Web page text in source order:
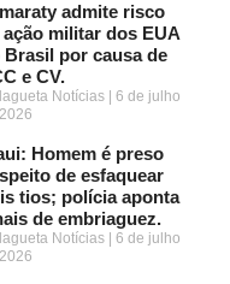
admite risco
ação militar dos EUA
Brasil por causa de
e CV.
Notícias
6 de julho
Homem é preso
de esfaquear
tios; polícia aponta
de embriaguez.
Notícias
6 de julho